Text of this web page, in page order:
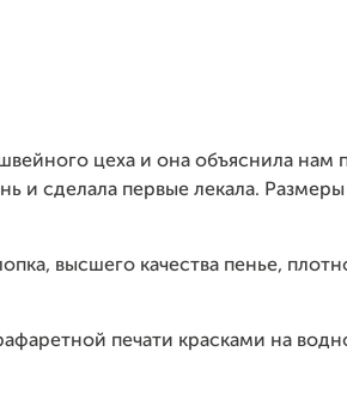
цеха и она объяснила нам
и сделала первые лекала.
высшего качества пенье,
печати красками на